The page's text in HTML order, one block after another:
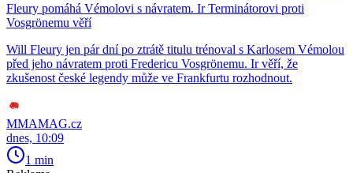
Fleury pomáhá Vémolovi s návratem. Ir Terminátorovi proti
Vosgrönemu věří
Will Fleury jen pár dní po ztrátě titulu trénoval s Karlosem Vémolou
před jeho návratem proti Fredericu Vosgrönemu. Ir věří, že
zkušenost české legendy může ve Frankfurtu rozhodnout.
MMAMAG.cz
dnes, 10:09
1 min